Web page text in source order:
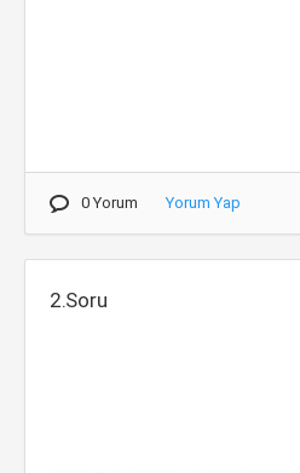
0 Yorum Yorum Yap
2.Soru